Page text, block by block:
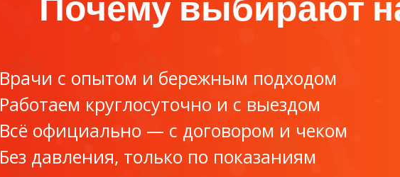
Врачи с опытом и бережным подходом
Работаем круглосуточно и с выездом
Всё официально — с договором и чеком
Без давления, только по показаниям